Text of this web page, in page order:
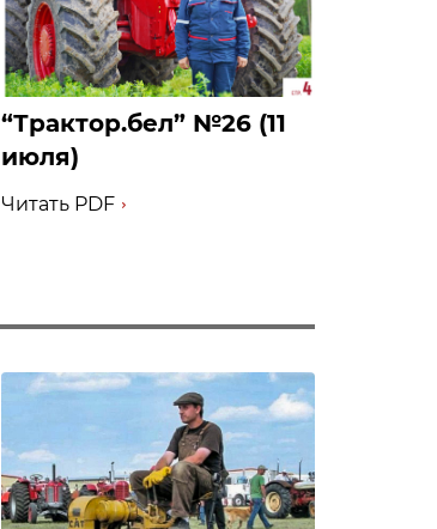
‎“Трактор.бел” №26 (11
июля)
Читать PDF